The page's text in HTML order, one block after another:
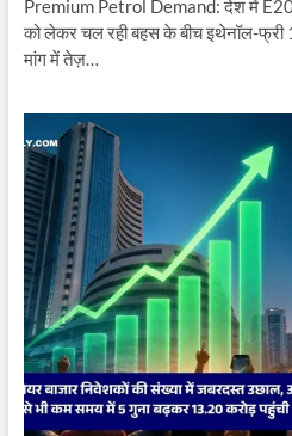
Premium Petrol Demand: देश में E20
को लेकर चल रही बहस के बीच इथेनॉल-फ्री
मांग में तेज़…